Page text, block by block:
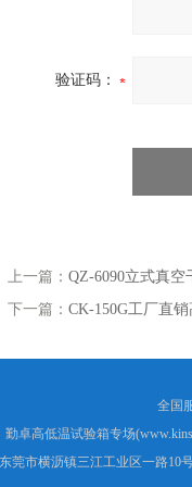
验证码：
上一篇： QZ-6090立式真
下一篇： CK-150G工厂直
全国
卓高低温试验箱专场
莞市横沥镇三江工业区一路10